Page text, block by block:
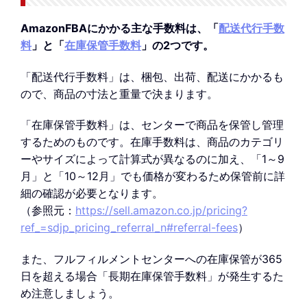
AmazonFBAにかかる主な手数料は、「配送代行手数
料 」と「在庫保管手数料 」の2つです。
「配送代行手数料」は、梱包、出荷、配送にかかるも
ので、商品の寸法と重量で決まります。
「在庫保管手数料」は、センターで商品を保管し管理
するためのものです。在庫手数料は、商品のカテゴリ
ーやサイズによって計算式が異なるのに加え、「1～9
月」と「10～12月」でも価格が変わるため保管前に詳
細の確認が必要となります。
（参照元： https://sell.amazon.co.jp/pricing?
ref_=sdjp_pricing_referral_n#referral-fees）
また、フルフィルメントセンターへの在庫保管が365
日を超える場合「長期在庫保管手数料」が発生するた
め注意しましょう。